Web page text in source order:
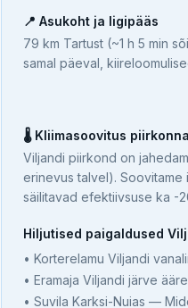
📍 Asukoht ja ligipääs
79 km Tartust (~1 h 5 min
samal päeval,
🌡️ Kliimasoovitus
Viljandi piirkond on
erinevus talvel). Soovitame
säilitavad efektiivsuse ka -
Hiljutised paigaldused
• Korterelamu Viljandi
• Eramaja Viljandi järve
• Suvila Karksi-Nuias —